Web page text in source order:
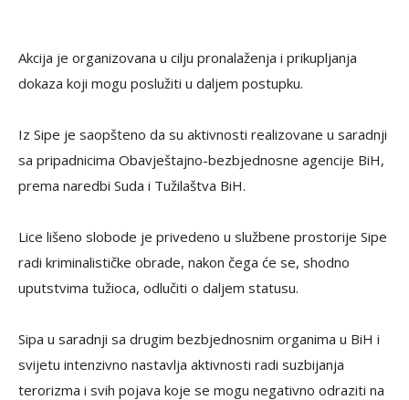
Akcija je organizovana u cilju pronalaženja i prikupljanja
dokaza koji mogu poslužiti u daljem postupku.
Iz Sipe je saopšteno da su aktivnosti realizovane u saradnji
sa pripadnicima Obavještajno-bezbjednosne agencije BiH,
prema naredbi Suda i Tužilaštva BiH.
Lice lišeno slobode je privedeno u službene prostorije Sipe
radi kriminalističke obrade, nakon čega će se, shodno
uputstvima tužioca, odlučiti o daljem statusu.
Sipa u saradnji sa drugim bezbjednosnim organima u BiH i
svijetu intenzivno nastavlja aktivnosti radi suzbijanja
terorizma i svih pojava koje se mogu negativno odraziti na